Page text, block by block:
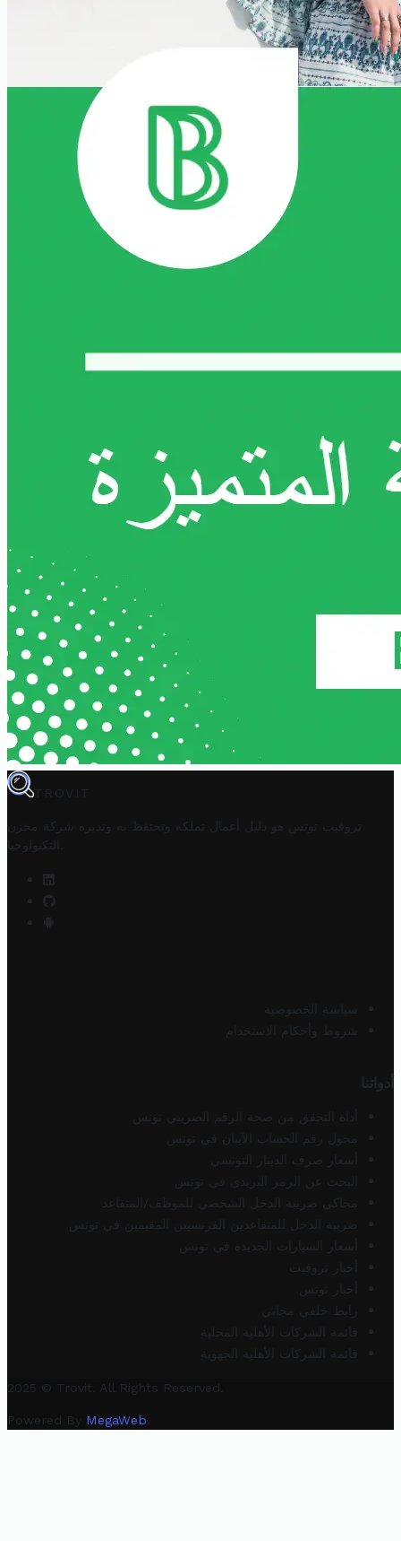
TROVIT
تروفيت تونس هو دليل أعمال تملكه وتحتفظ به وتديره
شركة مخزن
التكنولوجيا
سياسة الخصوصية
شروط وأحكام الاستخدام
أدواتنا
أداة التحقق من صحة الرقم الضريبي تونس
محول رقم الحساب الآيبان في تونس
أسعار صرف الدينار التونسي
البحث عن الرمز البريدي في تونس
محاكي ضريبة الدخل الشخصي للموظف/المتقاعد
ضريبة الدخل للمتقاعدين الفرنسيين المقيمين في تونس
أسعار السيارات الجديدة في تونس
أخبار تروفيت
أخبار تونس
رابط خلفي مجاني
قائمة الشركات الأهلية المحلية
قائمة الشركات الأهلية الجهوية
2025 © Trovit. All Rights Reserved.
Powered By MegaWeb